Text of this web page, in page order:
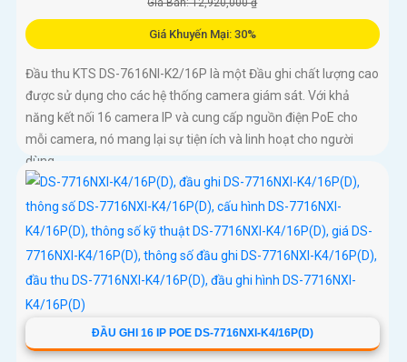
Giá Bán: 12,920,000 ₫
Giá Khuyến Mại: 30%
Đầu thu KTS DS-7616NI-K2/16P là một Đầu ghi chất lượng cao
được sử dụng cho các hệ thống camera giám sát. Với khả
năng kết nối 16 camera IP và cung cấp nguồn điện PoE cho
mỗi camera, nó mang lại sự tiện ích và linh hoạt cho người
dùng
ĐẦU GHI 16 IP POE DS-7716NXI-K4/16P(D)